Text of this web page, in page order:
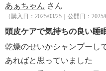
さい。異常があらわれた
相談されることをおすすめ
・目に入らないようにご
合は、こすらず直ちに洗
・極端に高温・多湿・低
あぁちゃん さん
（購入日：2025/03/25｜公開日：2025/
頭皮ケアで気持ちの良い睡
乾燥のせいかシャンプーし
あればと思っていました